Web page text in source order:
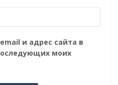
и адрес сайта в
моих